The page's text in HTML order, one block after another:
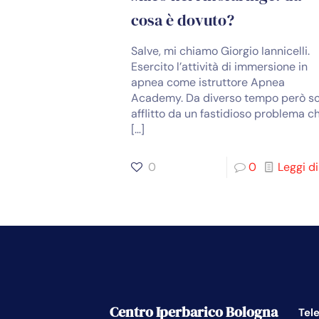
cosa è dovuto?
Salve, mi chiamo Giorgio Iannicelli.
Esercito l’attività di immersione in
apnea come istruttore Apnea
Academy. Da diverso tempo però
afflitto da un fastidioso problema
[…]
0 0 Leggi
Centro Iperbarico Bologna